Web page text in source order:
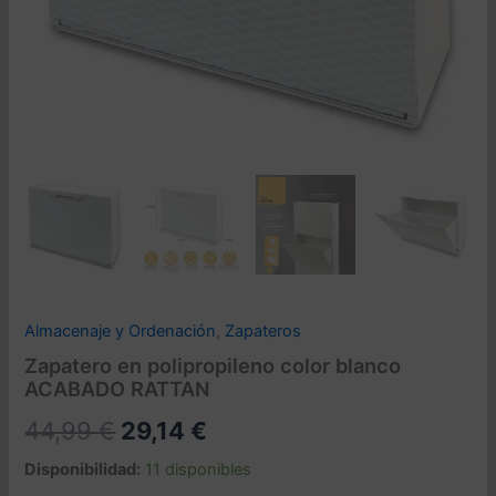
Almacenaje y Ordenación, Zapateros
Zapatero en polipropileno color blanco
ACABADO RATTAN
44,99€ El
precio
29,14 €
precio
Disponibilidad: 11 disponibles